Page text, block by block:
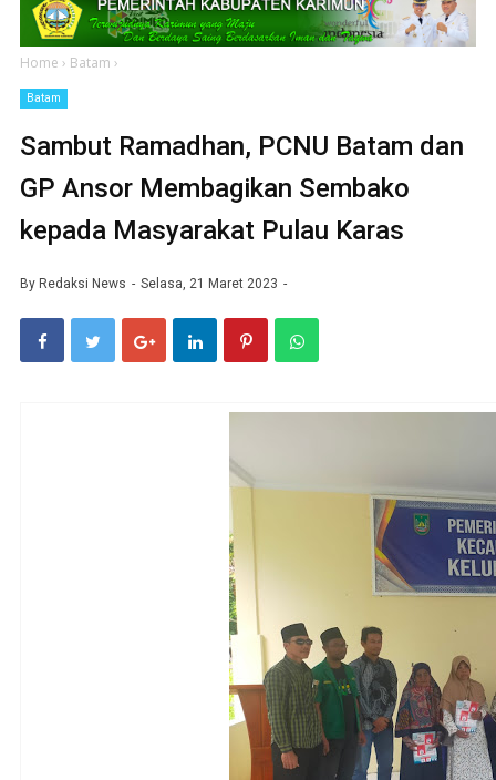
Home › Batam ›
Batam
Sambut Ramadhan, PCNU Batam dan
GP Ansor Membagikan Sembako
kepada Masyarakat Pulau Karas
By Redaksi News Selasa, 21 Maret 2023